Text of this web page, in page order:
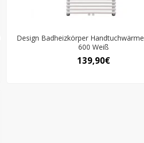
Design Badheizkörper
600 Weiß
139,90€